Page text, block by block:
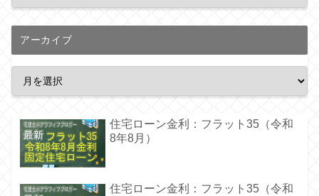
アーカイブ
住宅ローン金利：フラット35（令和
8年8月）
住宅ローン金利：フラット35（令和